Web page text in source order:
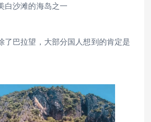
白沙滩的海岛之一
了巴拉望，大部分国人想到的肯定是